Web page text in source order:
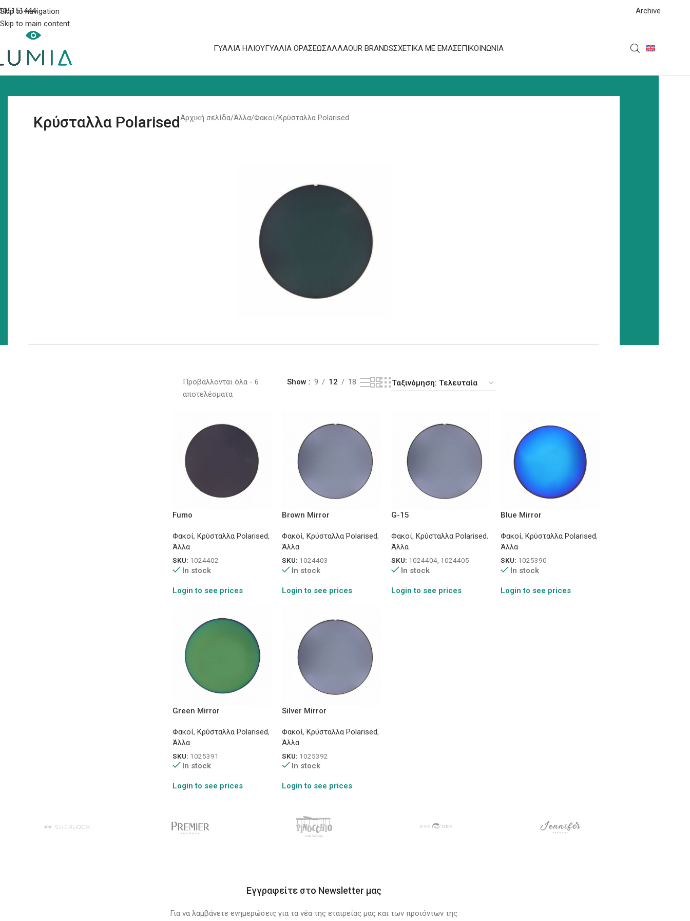
Skip to navigation
Skip to main content
Archive
ΓΥΑΛΙΆ ΗΛΊΟΥΓΥΑΛΙΆ ΟΡΆΣΕΩΣΆΛΛΑOUR BRANDSΣΧΕΤΙΚΆ ΜΕ ΕΜΆΣΕΠΙΚΟΙΝΩΝΊΑ
Κρύσταλλα PolarisedΑρχική σελίδα Άλλα Φακοί Κρύσταλλα Polarised
Προβάλλονται όλα - 6
αποτελέσματα
Show 9 12 18
Fumo
Φακοί, Κρύσταλλα Polarised,
Άλλα
SKU: 1024402
In stock
Login to see prices
Brown Mirror
Φακοί, Κρύσταλλα Polarised,
Άλλα
SKU: 1024403
In stock
Login to see prices
G-15
Φακοί, Κρύσταλλα Polarised,
Άλλα
SKU: 1024404, 1024405
In stock
Login to see prices
Blue Mirror
Φακοί, Κρύσταλλα Polarised,
Άλλα
SKU: 1025390
In stock
Login to see prices
Green Mirror
Φακοί, Κρύσταλλα Polarised,
Άλλα
SKU: 1025391
In stock
Login to see prices
Silver Mirror
Φακοί, Κρύσταλλα Polarised,
Άλλα
SKU: 1025392
In stock
Login to see prices
Εγγραφείτε στο Newsletter μας
Για να λαμβάνετε ενημερώσεις για τα νέα της εταιρείας μας και των προιόντων της